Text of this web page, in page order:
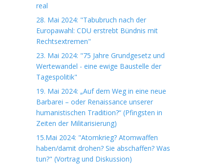
real
28. Mai 2024: "Tabubruch nach der
Europawahl: CDU erstrebt Bündnis mit
Rechtsextremen"
23. Mai 2024: "75 Jahre Grundgesetz und
Wertewandel - eine ewige Baustelle der
Tagespolitik"
19. Mai 2024: „Auf dem Weg in eine neue
Barbarei – oder Renaissance unserer
humanistischen Tradition?“ (Pfingsten in
Zeiten der Militarisierung)
15.Mai 2024: "Atomkrieg? Atomwaffen
haben/damit drohen? Sie abschaffen? Was
tun?" (Vortrag und Diskussion)